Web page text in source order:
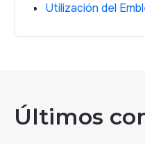
Utilización del
Últimos